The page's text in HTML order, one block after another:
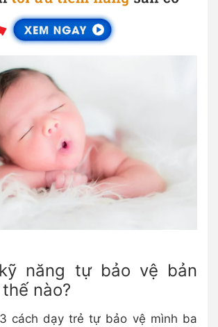
năng tự bảo vệ bản
nào?
cách dạy trẻ tự bảo vệ mình ba